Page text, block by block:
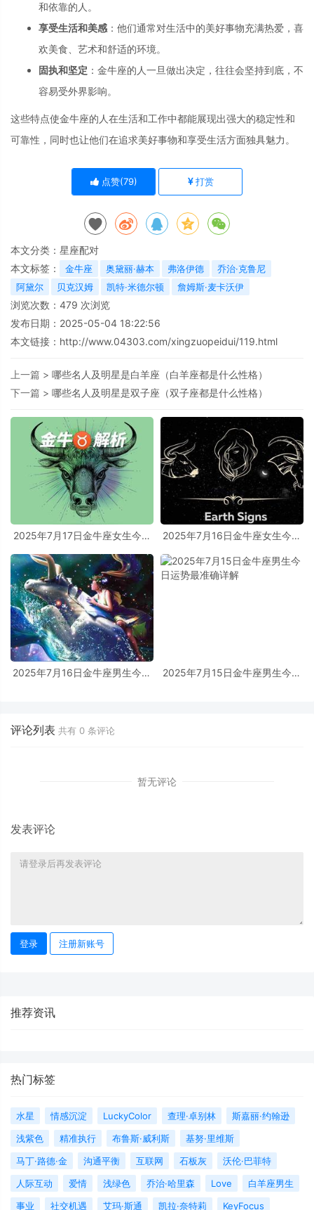
和依靠的人。
享受生活和美感 ： 他们通常对生活中的美好事物充满热爱， 喜
欢美食、 艺术和舒适的环境。
固执和坚定 ： 金牛座的人一旦做出决定， 往往会坚持到底， 不
容易受外界影响。
这些特点使金牛座的人在生活和工作中都能展现出强大的稳定性和
可靠性 ， 同时也让他们在追求美好事物和享受生活方面独具魅力 。
点赞(79) 打赏
本文分类： 星座配对
本文标签：
金牛座 奥黛丽·赫本 弗洛伊德
乔治·克鲁尼
阿黛尔
贝克汉姆 凯特·米德尔顿 詹姆斯·麦卡沃伊
浏览次数： 479 次浏览
发布日期：2025-05-04 18:22:56
本文链接： http://www.04303.com/xingzuopeidui/119.html
上一篇 > 哪些名人及明星是白羊座（白羊座都是什么性格）
下一篇 > 哪些名人及明星是双子座（双子座都是什么性格）
2025年7月17日金牛座女生今日
2025年7月16日金牛座女生今日
2025年7月16日金牛座男生今日
2025年7月15日金牛座男生今日
评论列表 共有 0 条评论
暂无评论
发表评论
登录 注册新账号
推荐资讯
热门标签
水星 情感沉淀 LuckyColor 查理·卓别林
斯嘉丽·约翰逊
浅紫色
精准执行 布鲁斯·威利斯
基努·里维斯
马丁·路德·金
沟通平衡 互联网 石板灰
沃伦·巴菲特
人际互动
爱情 浅绿色 乔治·哈里森 Love
白羊座男生
事业
社交机遇 艾玛·斯通 凯拉·奈特莉 KeyFocus